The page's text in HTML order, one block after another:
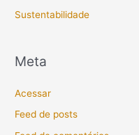
Sustentabilidade
Meta
Acessar
Feed de posts